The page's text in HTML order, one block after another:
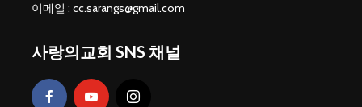
이메일 : cc.sarangs@gmail.com
사랑의교회 SNS 채널